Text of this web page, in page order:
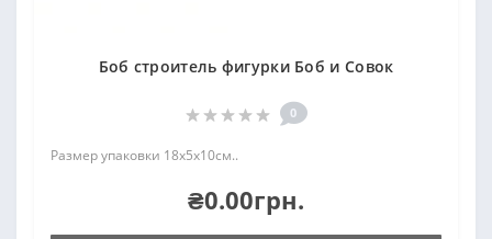
Боб строитель фигурки Боб и Совок
0
Размер упаковки 18х5х10см..
₴0.00грн.